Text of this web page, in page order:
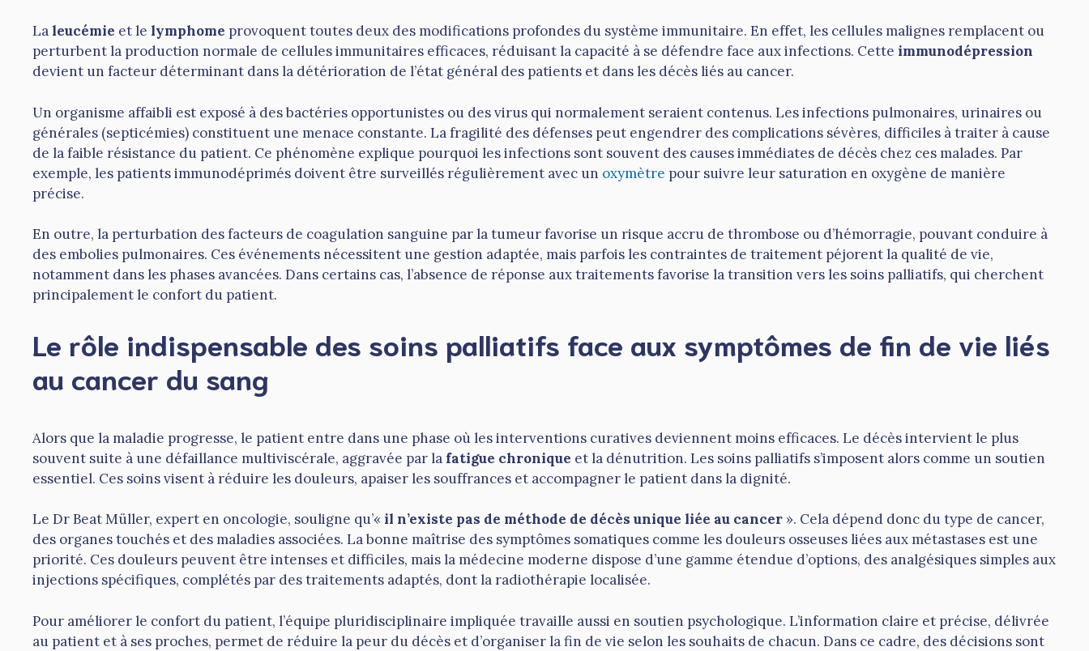
La leucémie et le lymphome provoquent toutes deux des modifications profondes du système immunitaire. En effet, les cellules malignes remplacent ou
perturbent la production normale de cellules immunitaires efficaces, réduisant la capacité à se défendre face aux infections. Cette immunodépression
devient un facteur déterminant dans la détérioration de l’état général des patients et dans les décès liés au cancer.
Un organisme affaibli est exposé à des bactéries opportunistes ou des virus qui normalement seraient contenus. Les infections pulmonaires, urinaires ou
générales (septicémies) constituent une menace constante. La fragilité des défenses peut engendrer des complications sévères, difficiles à traiter à cause
de la faible résistance du patient. Ce phénomène explique pourquoi les infections sont souvent des causes immédiates de décès chez ces malades. Par
exemple, les patients immunodéprimés doivent être surveillés régulièrement avec un oxymètre pour suivre leur saturation en oxygène de manière
précise.
En outre, la perturbation des facteurs de coagulation sanguine par la tumeur favorise un risque accru de thrombose ou d’hémorragie, pouvant conduire à
des embolies pulmonaires. Ces événements nécessitent une gestion adaptée, mais parfois les contraintes de traitement péjorent la qualité de vie,
notamment dans les phases avancées. Dans certains cas, l’absence de réponse aux traitements favorise la transition vers les soins palliatifs, qui cherchent
principalement le confort du patient.
Le rôle indispensable des soins palliatifs face aux symptômes de fin de vie liés
au cancer du sang
Alors que la maladie progresse, le patient entre dans une phase où les interventions curatives deviennent moins efficaces. Le décès intervient le plus
souvent suite à une défaillance multiviscérale, aggravée par la fatigue chronique et la dénutrition. Les soins palliatifs s’imposent alors comme un soutien
essentiel. Ces soins visent à réduire les douleurs, apaiser les souffrances et accompagner le patient dans la dignité.
Le Dr Beat Müller, expert en oncologie, souligne qu’« il n’existe pas de méthode de décès unique liée au cancer ». Cela dépend donc du type de cancer,
des organes touchés et des maladies associées. La bonne maîtrise des symptômes somatiques comme les douleurs osseuses liées aux métastases est une
priorité. Ces douleurs peuvent être intenses et difficiles, mais la médecine moderne dispose d’une gamme étendue d’options, des analgésiques simples aux
injections spécifiques, complétés par des traitements adaptés, dont la radiothérapie localisée.
Pour améliorer le confort du patient, l’équipe pluridisciplinaire impliquée travaille aussi en soutien psychologique. L’information claire et précise, délivrée
au patient et à ses proches, permet de réduire la peur du décès et d’organiser la fin de vie selon les souhaits de chacun. Dans ce cadre, des décisions sont